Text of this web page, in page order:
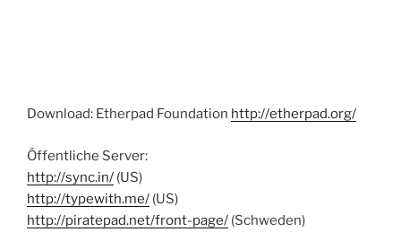
Download: Etherpad Foundation http://etherpad.org/
Öffentliche Server:
http://sync.in/ (US)
http://typewith.me/ (US)
http://piratepad.net/front-page/ (Schweden)